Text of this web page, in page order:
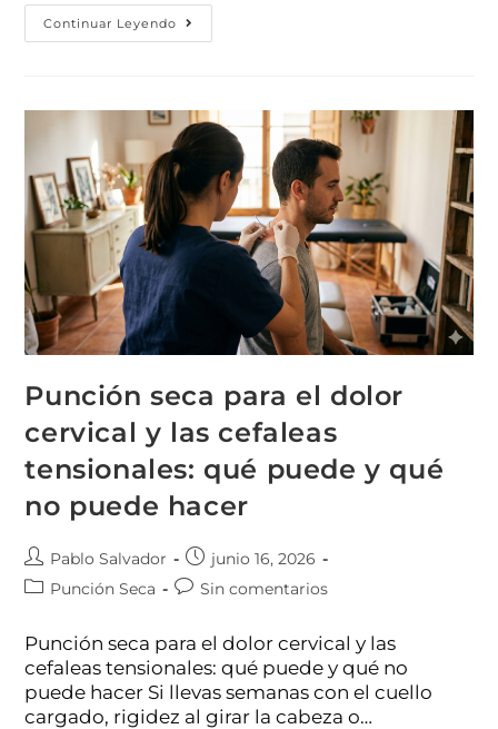
Continuar Leyendo
Punción seca para el dolor
cervical y las cefaleas
tensionales: qué puede y qué
no puede hacer
Pablo Salvador
junio 16, 2026
Punción Seca
Sin comentarios
Punción seca para el dolor cervical y las
cefaleas tensionales: qué puede y qué no
puede hacer Si llevas semanas con el cuello
cargado, rigidez al girar la cabeza o…